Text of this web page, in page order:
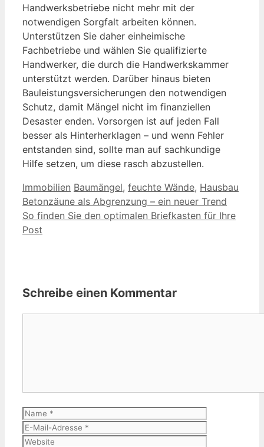
Handwerksbetriebe nicht mehr mit der
notwendigen Sorgfalt arbeiten können.
Unterstützen Sie daher einheimische
Fachbetriebe und wählen Sie qualifizierte
Handwerker, die durch die Handwerkskammer
unterstützt werden. Darüber hinaus bieten
Bauleistungsversicherungen den notwendigen
Schutz, damit Mängel nicht im finanziellen
Desaster enden. Vorsorgen ist auf jeden Fall
besser als Hinterherklagen – und wenn Fehler
entstanden sind, sollte man auf sachkundige
Hilfe setzen, um diese rasch abzustellen.
Kategorien
Immobilien Schlagwörter
Baumängel, feuchte Wände, Hausbau
Betonzäune als Abgrenzung – ein neuer Trend
So finden Sie den optimalen Briefkasten für Ihre
Post
Schreibe einen Kommentar
Name